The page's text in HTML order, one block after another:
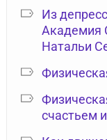
Из
Академия
Натальи
счастьем